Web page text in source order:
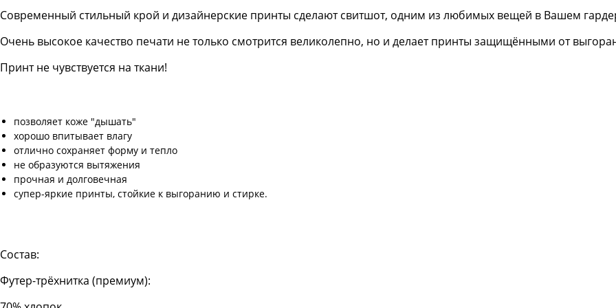
Современный стильный крой и дизайнерские принты сделают свитшот, одним из любимых вещей в Вашем
Очень высокое качество печати не только смотрится великолепно, но и делает принты защищёнными от
Принт не чувствуется на ткани!
позволяет коже "дышать"
хорошо впитывает влагу
отлично сохраняет форму и тепло
не образуются вытяжения
прочная и долговечная
супер-яркие принты, стойкие к выгоранию и стирке.
Состав:
Футер-трёхнитка (премиум):